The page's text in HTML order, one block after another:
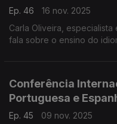
Ep. 46
16 nov. 2025
Carla Oliveira, especialista
fala sobre o ensino do
Conferência
Portuguesa e
Ep. 45
09 nov. 2025